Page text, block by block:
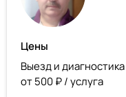
Цены
Выезд и диагностика
от 500 ₽ / услуга